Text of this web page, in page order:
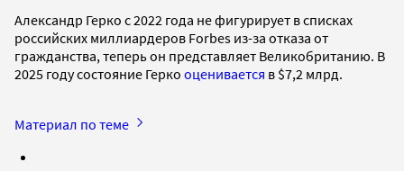
Александр Герко с 2022 года не фигурирует в списках
российских миллиардеров Forbes из-за отказа от
гражданства, теперь он представляет Великобританию. В
2025 году состояние Герко оценивается в $7,2 млрд.
Материал по теме